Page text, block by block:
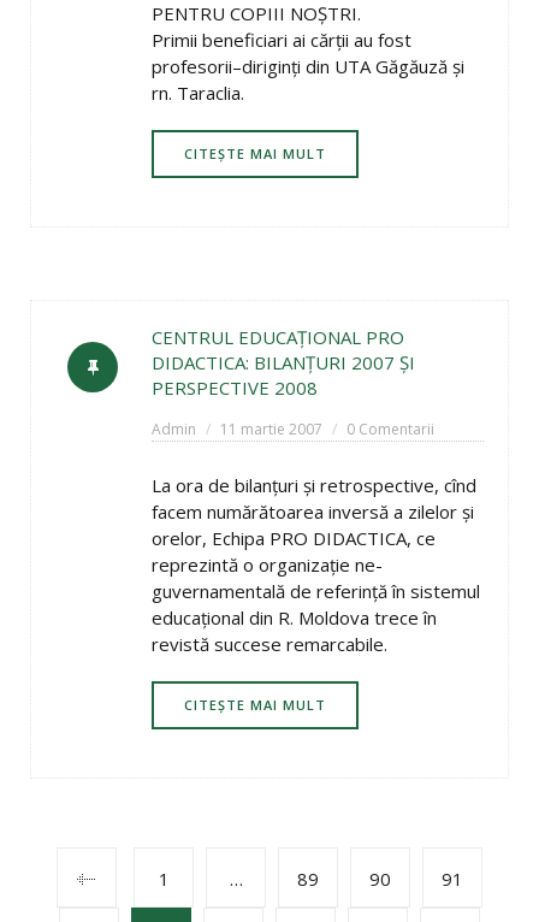
PENTRU COPIII NOŞTRI.
Primii beneficiari ai cărţii au fost
profesorii–diriginţi din UTA Găgăuză şi
rn. Taraclia.
CITEȘTE MAI MULT
CENTRUL EDUCAŢIONAL PRO
DIDACTICA: BILANŢURI 2007 ŞI
PERSPECTIVE 2008
Admin 11 martie 2007 0 Comentarii
La ora de bilanţuri şi retrospective, cînd
facem numărătoarea inversă a zilelor şi
orelor, Echipa PRO DIDACTICA, ce
reprezintă o organizaţie ne-
guvernamentală de referinţă în sistemul
educaţional din R. Moldova trece în
revistă succese remarcabile.
CITEȘTE MAI MULT
POSTS
1 … 89 90 91